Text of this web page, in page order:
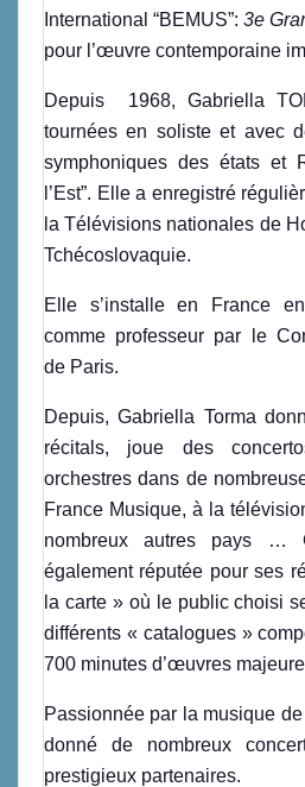
International “BEMUS”:3e
pour l’œuvre contemporaine
Depuis 1968, Gabriella
tournées en soliste et avec
symphoniques des états et
l’Est”. Elle a enregistré
la Télévisions nationales de
Tchécoslovaquie.
Elle s’installe en France
comme professeur par le
de Paris.
Depuis, Gabriella Torma
récitals, joue des
orchestres dans de
France Musique, à la
nombreux autres pays …
également réputée pour ses
la carte » où le public choisi
différents « catalogues »
700 minutes d’œuvres
Passionnée par la musique
donné de nombreux
prestigieux partenaires.